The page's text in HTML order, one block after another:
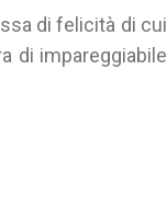
di felicità di cui
di impareggiabile